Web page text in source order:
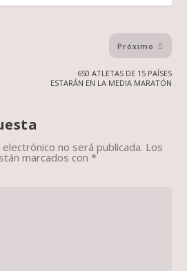
Próximo
650 ATLETAS DE 15 PAÍSES
ESTARÁN EN LA MEDIA MARATÓN
no será publicada. Los
marcados con*